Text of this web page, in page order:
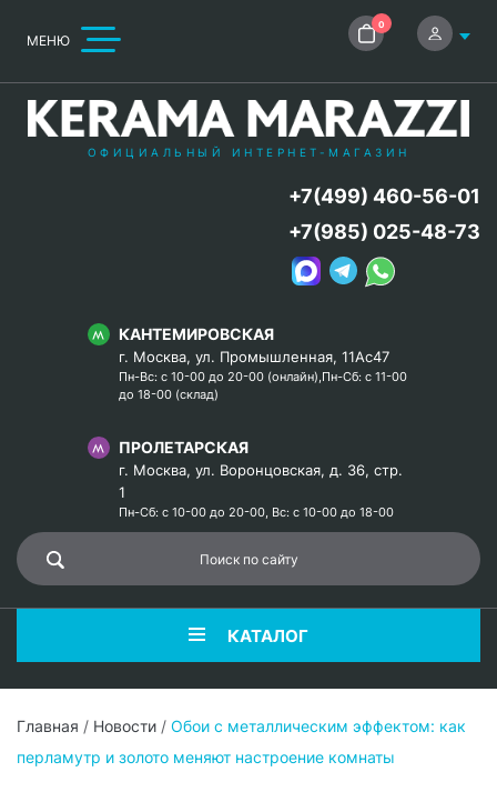
МЕНЮ
0
ОФИЦИАЛЬНЫЙ ИНТЕРНЕТ-МАГАЗИН
КАНТЕМИРОВСКАЯ
г. Москва, ул. Промышленная, 11Ас47
Пн-Вс: с 10-00 до 20-00 (онлайн),Пн-Сб: с 11-00
до 18-00 (склад)
ПРОЛЕТАРСКАЯ
г. Москва, ул. Воронцовская, д. 36, стр.
1
Пн-Сб: с 10-00 до 20-00, Вс: с 10-00 до 18-00
+7(499) 460-56-01
+7(985) 025-48-73
КАТАЛОГ
Главная / Новости / Обои с металлическим эффектом: как
перламутр и золото меняют настроение комнаты